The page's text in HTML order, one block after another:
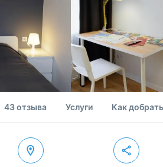
43 отзыва Услуги Как